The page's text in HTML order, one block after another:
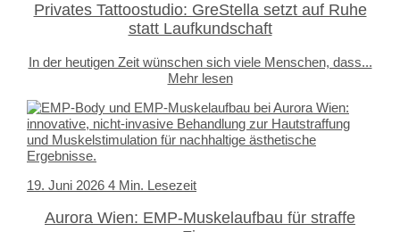
Privates Tattoostudio: GreStella setzt auf Ruhe
statt Laufkundschaft
In der heutigen Zeit wünschen sich viele Menschen, dass...
Mehr lesen
19. Juni 2026 4 Min. Lesezeit
Aurora Wien: EMP-Muskelaufbau für straffe